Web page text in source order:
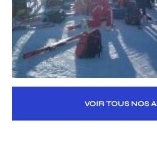
VOIR TOUS NOS